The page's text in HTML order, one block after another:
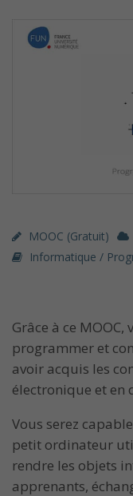
MOOC (gratuit)
Informatique /
Grâce à ce
programmer et
avoir acquis les
électronique et en
Vous serez
petit ordinateur
rendre les objets
apprenants,